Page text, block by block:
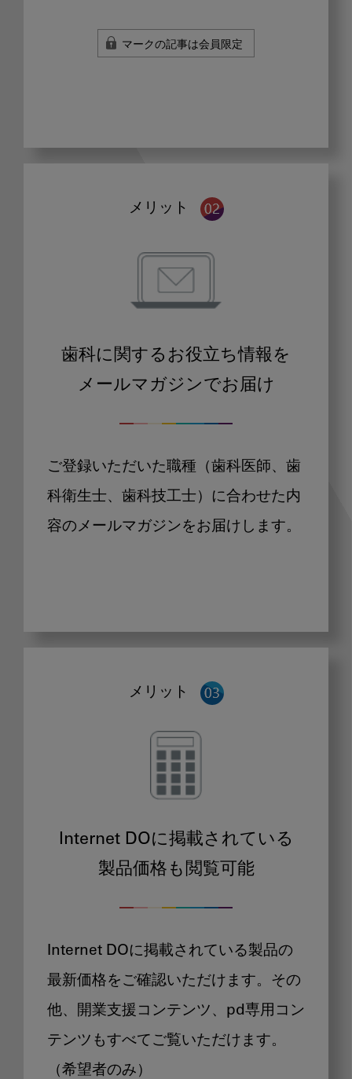
マークの記事は会員限定
メリット
歯科に関するお役立ち情報を
メールマガジンでお届け
ご登録いただいた職種（歯科医師、歯
科衛生士、歯科技工士）に合わせた内
容のメールマガジンをお届けします。
メリット
Internet DOに掲載されている
製品価格も閲覧可能
Internet DOに掲載されている製品の
最新価格をご確認いただけます。その
他、開業支援コンテンツ、pd専用コン
テンツもすべてご覧いただけます。
（希望者のみ）